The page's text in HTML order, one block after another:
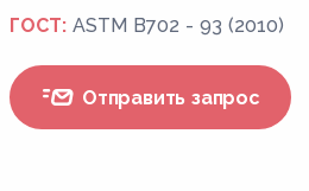
ГОСТ: ASTM B702 - 93 (2010)
Отправить запрос